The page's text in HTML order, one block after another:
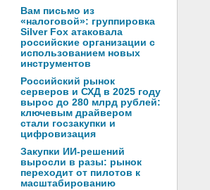
Вам письмо из
«налоговой»: группировка
Silver Fox атаковала
российские организации с
использованием новых
инструментов
Российский рынок
серверов и СХД в 2025 году
вырос до 280 млрд рублей:
ключевым драйвером
стали госзакупки и
цифровизация
Закупки ИИ-решений
выросли в разы: рынок
переходит от пилотов к
масштабированию